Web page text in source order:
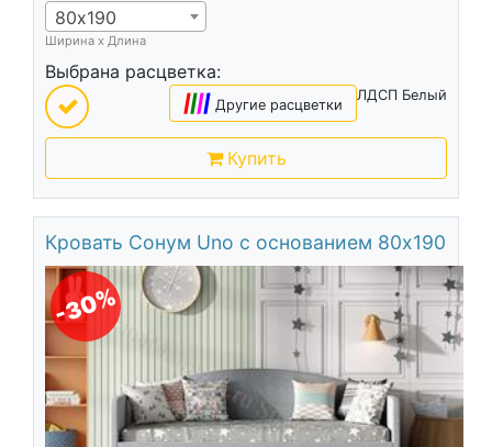
80х190
Ширина х Длина
Выбрана расцветка:
ЛДСП Белый
|||| Другие расцветки
Купить
Кровать Сонум Uno с основанием 80х190
-30%